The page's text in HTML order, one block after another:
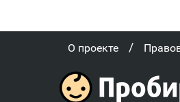
О проекте /